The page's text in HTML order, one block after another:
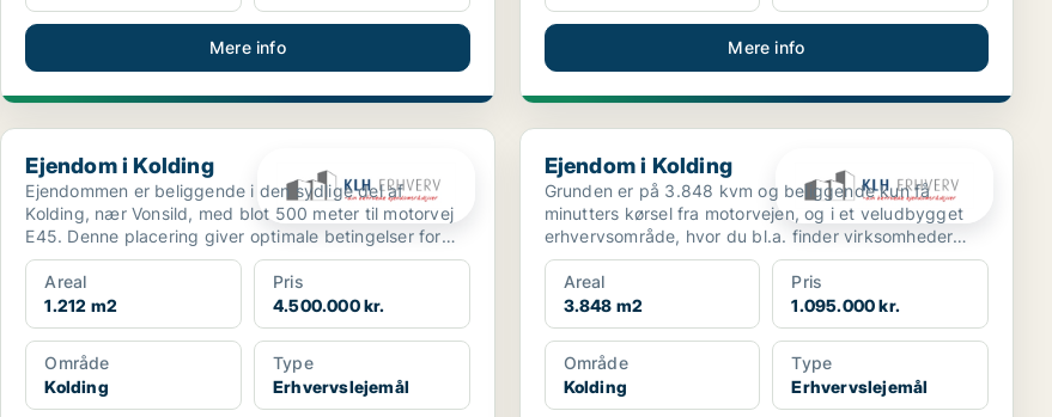
Mere info Mere info
Ejendom i Kolding
Ejendom i Kolding
Ejendommen er beliggende i den sydlige del af
Kolding, nær Vonsild, med blot 500 meter til motorvej
E45. Denne placering giver optimale betingelser for
både ...
Areal
1.212 m2
Pris
4.500.000 kr.
Område
Kolding
Type
Erhvervslejemål
Ejendom i Kolding
Ejendom i Kolding
Grunden er på 3.848 kvm og beliggende kun få
minutters kørsel fra motorvejen, og i et veludbygget
erhvervsområde, hvor du bl.a. finder virksomheder
som David...
Areal
3.848 m2
Pris
1.095.000 kr.
Område
Kolding
Type
Erhvervslejemål